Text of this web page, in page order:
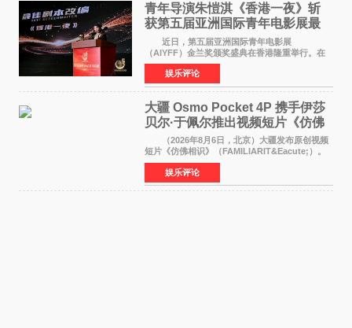
青年导演朱愷淇《香港一夜》斩
获第五届亚洲国际青年电影展最
佳剧本改编奖
近日，第五届亚洲国际青年电影展
（AIYFF）金兰奖颁奖盛典在香港隆重举行。在
这场汇聚数百位海内外电影人、文化界人士及媒
体代表的亚洲青年影视盛会上，香港本土电影
《香港一夜》（Dawn in Ho
娱乐评论
大疆 Osmo Pocket 4P 携手伊莎
贝尔·于佩尔推出视频短片《仿佛
相识》
（2026年8月6日，北京）大疆发布原创视频
短片《仿佛相识》（FAMILIARIT&Eacute;）。
视频短片由戛纳国际电影节最佳女演员伊莎贝尔·
于佩尔（Isabelle Huppert）主演，全程使用大
疆首款双主摄口
娱乐评论